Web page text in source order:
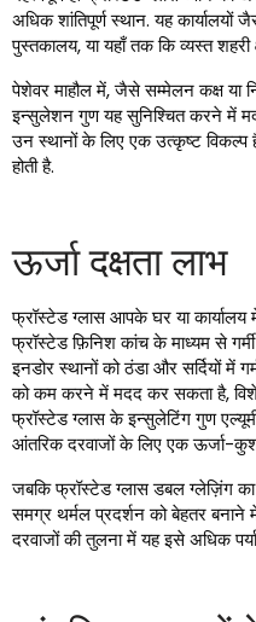
अधिक शांतिपूर्ण स्थान. यह
पुस्तकालय, या यहाँ तक कि व्यस्त शहरी
पेशेवर माहौल में, जैसे सम्मेलन कक्ष या
इन्सुलेशन गुण यह सुनिश्चित करने में
उन स्थानों के लिए एक उत्कृष्ट
होती है.
ऊर्जा दक्षता लाभ
फ्रॉस्टेड ग्लास आपके घर या कार्यालय
फ्रॉस्टेड फ़िनिश कांच के माध्यम से
इनडोर स्थानों को ठंडा और सर्दियों में
को कम करने में मदद कर सकता है,
फ्रॉस्टेड ग्लास के इन्सुलेटिंग गुण
आंतरिक दरवाजों के लिए एक ऊर्जा-
जबकि फ्रॉस्टेड ग्लास डबल ग्लेज़िंग
समग्र थर्मल प्रदर्शन को बेहतर
दरवाजों की तुलना में यह इसे अधिक